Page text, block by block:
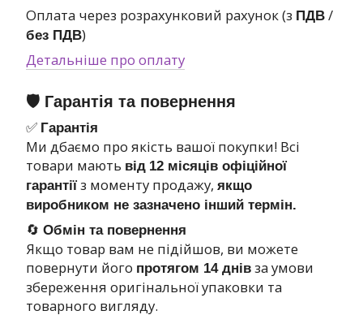
Оплата через розрахунковий рахунок (з ПДВ /
без ПДВ)
Детальніше про оплату
🛡 Гарантія та повернення
✅ Гарантія
Ми дбаємо про якість вашої покупки! Всі
товари мають від 12 місяців офіційної
гарантії з моменту продажу, якщо
виробником не зазначено інший термін.
🔄 Обмін та повернення
Якщо товар вам не підійшов, ви можете
повернути його протягом 14 днів за умови
збереження оригінальної упаковки та
товарного вигляду.